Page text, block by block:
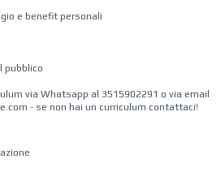
e benefit personali
pubblico
via Whatsapp al 3515902291 o via email
- se non hai un curriculum contattaci!